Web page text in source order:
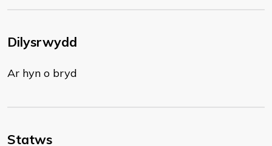
Dilysrwydd
Ar hyn o bryd
Statws